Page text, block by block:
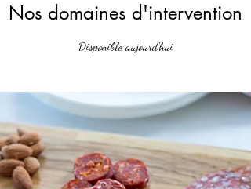
Nos domaines d'intervention
Disponible aujourd'hui